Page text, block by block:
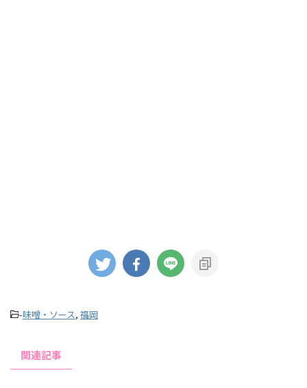
-味噌・ソース, 福岡
関連記事